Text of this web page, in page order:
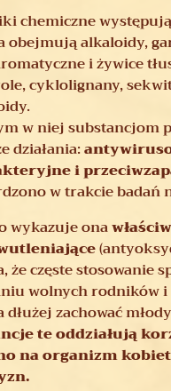
chemiczne
obejmują alkaloidy,
i żywice
cyklolignany,
w niej substancjom
działania:
i
w trakcie badań
wykazuje ona
że częste stosowanie
wolnych rodników i
dłużej zachować
te oddziałują
na organizm